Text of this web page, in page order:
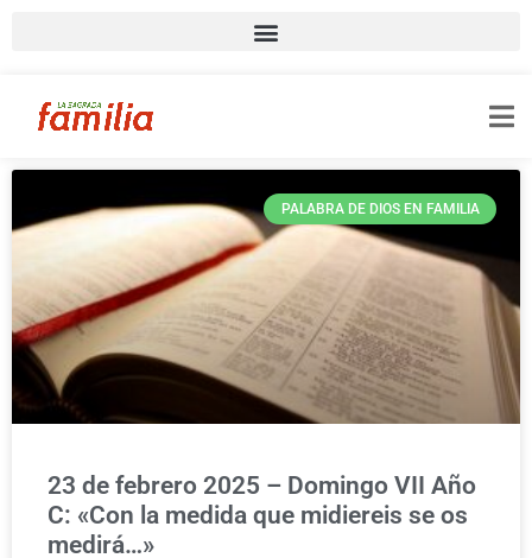
PALABRA DE DIOS EN FAMILIA
23 de febrero 2025 – Domingo VII Año
C: «Con la medida que midiereis se os
medirá…»